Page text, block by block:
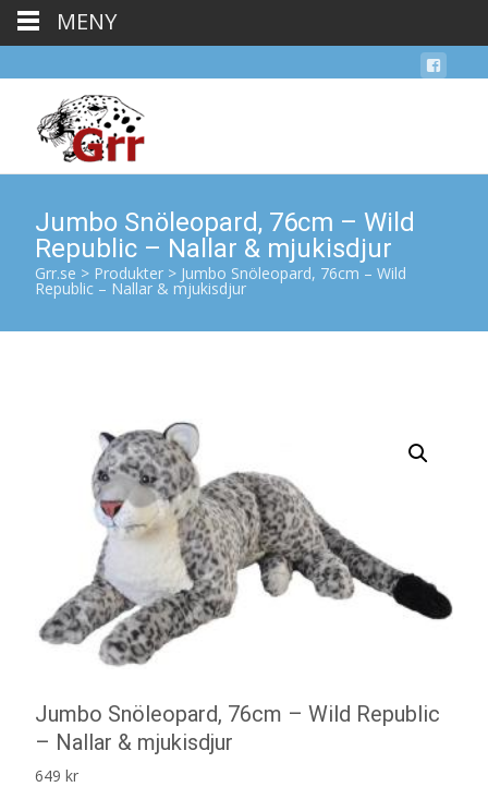
Jumbo Snöleopard, 76cm – Wild
Republic – Nallar & mjukisdjur
Grr.se > Produkter > Jumbo Snöleopard, 76cm – Wild
Republic – Nallar & mjukisdjur
Jumbo Snöleopard, 76cm – Wild Republic
– Nallar & mjukisdjur
649 kr
MENY